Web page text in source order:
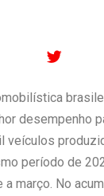
desempenho
veículos
período de
a março. No